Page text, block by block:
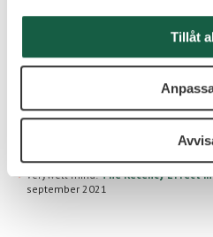
Tillåt
ledningsgruppsarbete.
arbetsmarknadstrender.
verywell mind: The Recency Effect
september 2021